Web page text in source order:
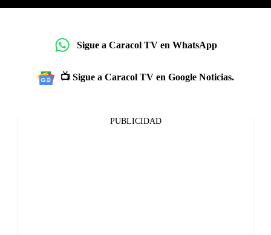
Sigue a Caracol TV en WhatsApp
📺 Sigue a Caracol TV en Google Noticias.
PUBLICIDAD